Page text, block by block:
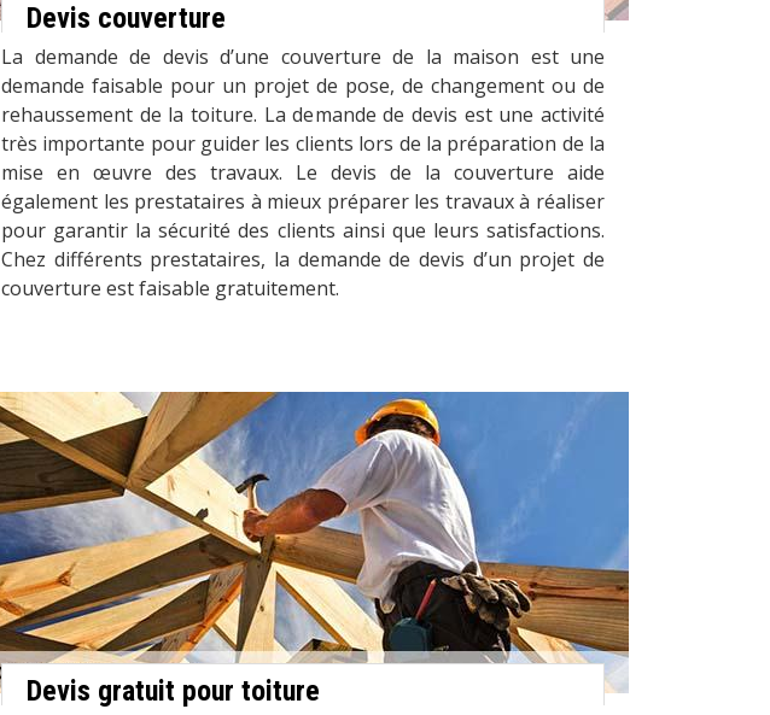
Devis couverture
La demande de devis d’une couverture de la maison est une
demande faisable pour un projet de pose, de changement ou de
rehaussement de la toiture. La demande de devis est une activité
très importante pour guider les clients lors de la préparation de la
mise en œuvre des travaux. Le devis de la couverture aide
également les prestataires à mieux préparer les travaux à réaliser
pour garantir la sécurité des clients ainsi que leurs satisfactions.
Chez différents prestataires, la demande de devis d’un projet de
couverture est faisable gratuitement.
Devis gratuit pour toiture